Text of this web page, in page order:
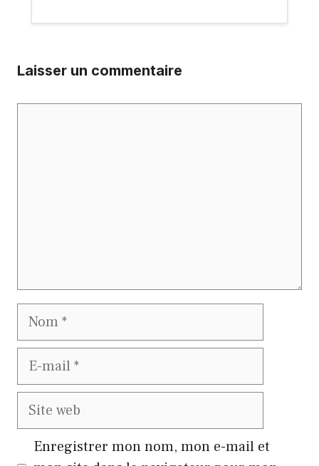
Laisser un commentaire
Nom
E-
mail
Site
web
Enregistrer mon nom, mon e-mail et